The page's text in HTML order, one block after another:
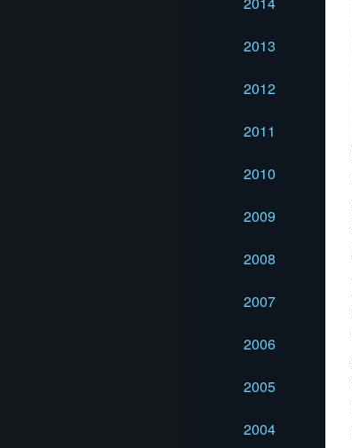
2013
2012
2011
2010
2009
2008
2007
2006
2005
2004